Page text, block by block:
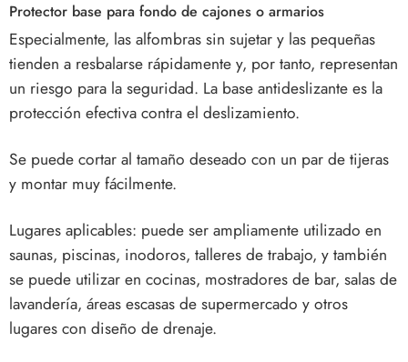
Protector base para fondo de cajones o armarios
Especialmente, las alfombras sin sujetar y las pequeñas
tienden a resbalarse rápidamente y, por tanto, representan
un riesgo para la seguridad. La base antideslizante es la
protección efectiva contra el deslizamiento.
Se puede cortar al tamaño deseado con un par de tijeras
y montar muy fácilmente.
Lugares aplicables: puede ser ampliamente utilizado en
saunas, piscinas, inodoros, talleres de trabajo, y también
se puede utilizar en cocinas, mostradores de bar, salas de
lavandería, áreas escasas de supermercado y otros
lugares con diseño de drenaje.